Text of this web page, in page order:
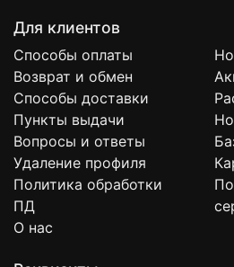
Для клиентов
Способы оплаты
Возврат и обмен
Способы доставки
Пункты выдачи
Вопросы и ответы
Удаление профиля
Политика обработки
ПД
О нас